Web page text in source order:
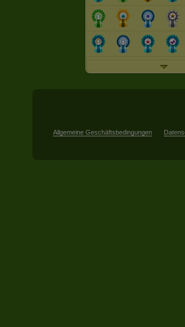
Allgemeine Geschäftsbedingungen